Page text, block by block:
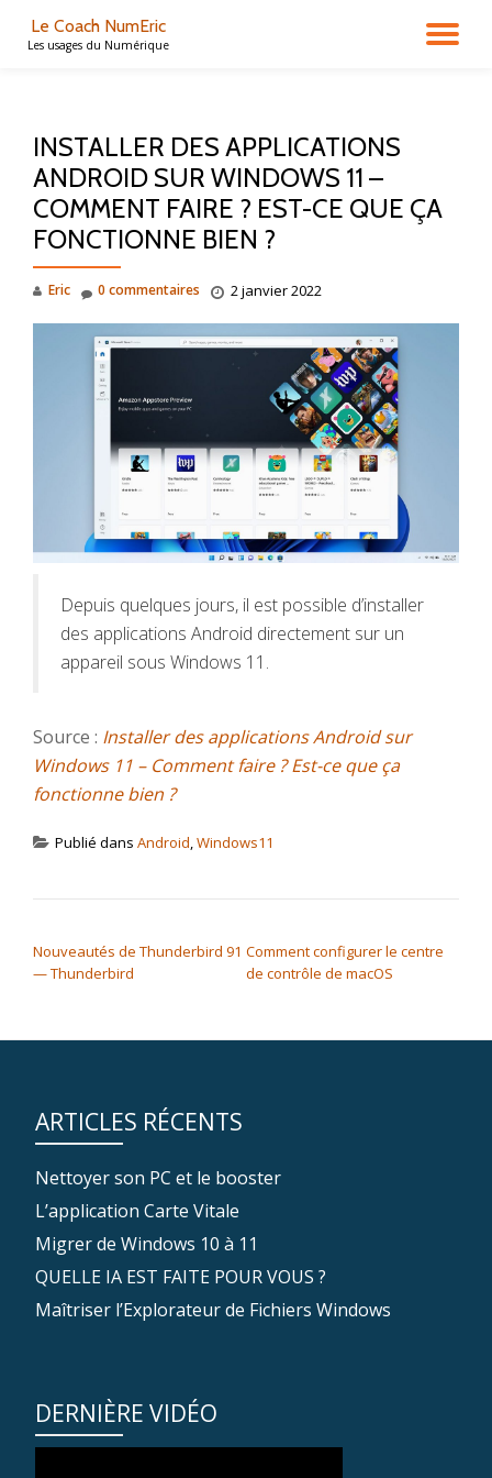
Le Coach NumEric
Les usages du Numérique
INSTALLER DES APPLICATIONS
ANDROID SUR WINDOWS 11 –
COMMENT FAIRE ? EST-CE QUE ÇA
FONCTIONNE BIEN ?
Eric 2 janvier 2022
0 commentaires
Depuis quelques jours, il est possible d’installer
des applications Android directement sur un
appareil sous Windows 11.
Source : Installer des applications Android sur
Windows 11 – Comment faire ? Est-ce que ça
fonctionne bien ?
Publié dans Android Windows11
Nouveautés de Thunderbird 91
— Thunderbird
Comment configurer le centre
de contrôle de macOS
ARTICLES RÉCENTS
Nettoyer son PC et le booster
L’application Carte Vitale
Migrer de Windows 10 à 11
QUELLE IA EST FAITE POUR VOUS ?
Maîtriser l’Explorateur de Fichiers Windows
DERNIÈRE VIDÉO